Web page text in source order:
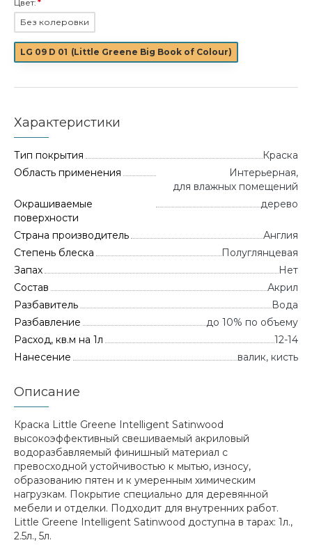
Цвет:
Без колеровки
LG 09 D 01 (Little Greene Big Book of Colour)
Характеристики
Тип покрытия
Краска
Область применения
Интерьерная,
для влажных помещений
Окрашиваемые
поверхности
дерево
Страна производитель
Англия
Степень блеска
Полуглянцевая
Запах
Нет
Состав
Акрил
Разбавитель
Вода
Разбавление
до 10% по объему
Расход, кв.м на 1л
12-14
Нанесение
валик, кисть
Описание
Краска Little Greene Intelligent Satinwood
высокоэффективный свешиваемый акриловый
водоразбавляемый финишный материал с
превосходной устойчивостью к мытью, износу,
образованию пятен и к умеренным химическим
нагрузкам. Покрытие специально для деревянной
мебели и отделки. Подходит для внутренних работ.
Little Greene Intelligent Satinwood доступна в тарах: 1л.,
2.5л., 5л.